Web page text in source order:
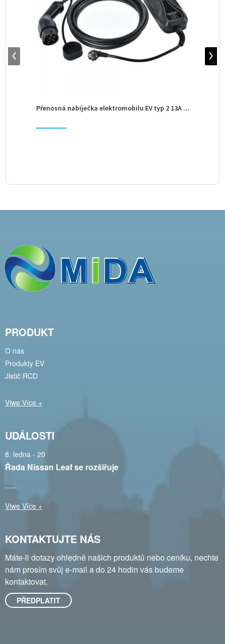
Přenosná nabíječka elektromobilu EV typ 2 13A ...
PRODUKT
O nás
Produkty EV
Jistič RCD
Viwe Více +
UDÁLOSTI
8. ledna - 20
Řada Nissan Leaf se rozšiřuje
......
Viwe Více +
KONTAKTUJTE NÁS
Máte-li dotazy ohledně našich produktů nebo ceníku, nechte
nám prosím svůj e-mail a do 24 hodin vás budeme
kontaktovat.
PŘEDPLATIT